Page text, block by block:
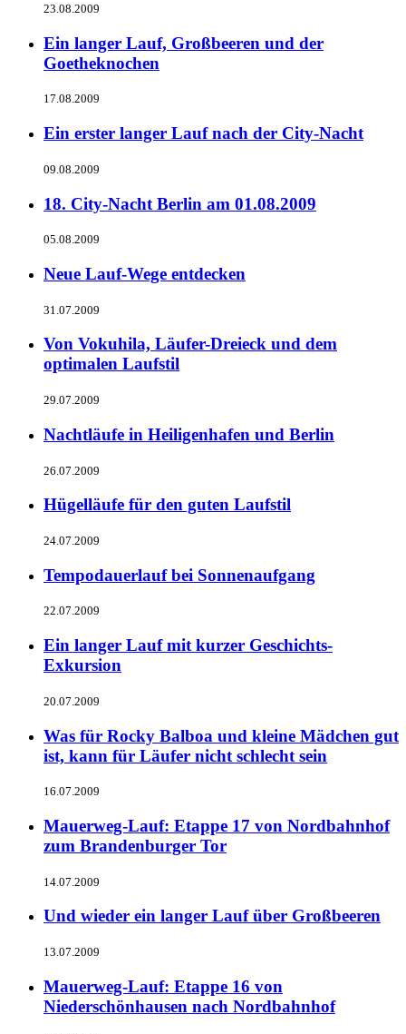
23.08.2009
Ein langer Lauf, Großbeeren und der
Goetheknochen
17.08.2009
Ein erster langer Lauf nach der City-Nacht
09.08.2009
18. City-Nacht Berlin am 01.08.2009
05.08.2009
Neue Lauf-Wege entdecken
31.07.2009
Von Vokuhila, Läufer-Dreieck und dem
optimalen Laufstil
29.07.2009
Nachtläufe in Heiligenhafen und Berlin
26.07.2009
Hügelläufe für den guten Laufstil
24.07.2009
Tempodauerlauf bei Sonnenaufgang
22.07.2009
Ein langer Lauf mit kurzer Geschichts-
Exkursion
20.07.2009
Was für Rocky Balboa und kleine Mädchen gut
ist, kann für Läufer nicht schlecht sein
16.07.2009
Mauerweg-Lauf: Etappe 17 von Nordbahnhof
zum Brandenburger Tor
14.07.2009
Und wieder ein langer Lauf über Großbeeren
13.07.2009
Mauerweg-Lauf: Etappe 16 von
Niederschönhausen nach Nordbahnhof